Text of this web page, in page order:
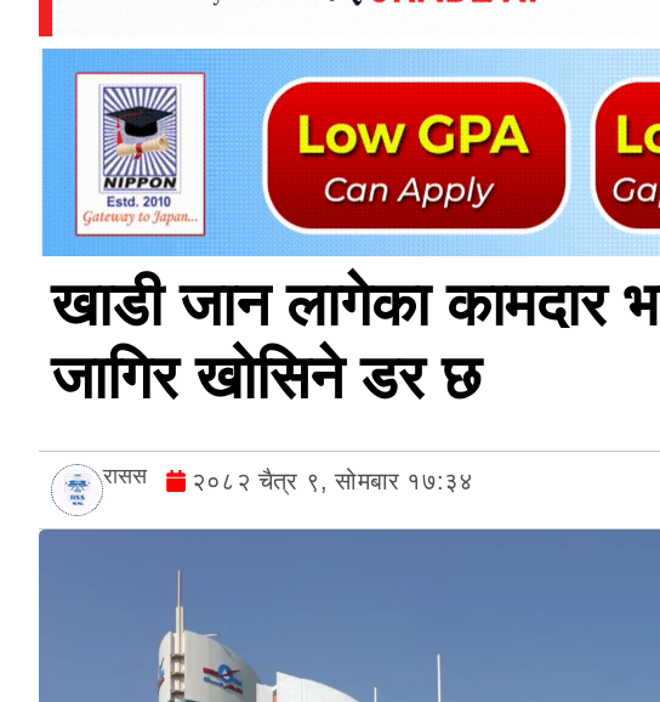
खाडी जान लागेका
जागिर खोसिने डर छ
रासस २०८२ चैत्र ९, सोमबार १७:३४